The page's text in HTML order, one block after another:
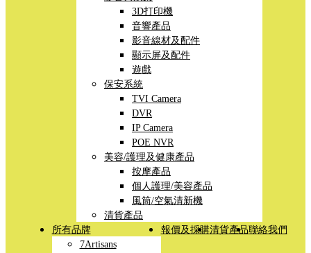
3D打印機
音響產品
影音線材及配件
顯示屏及配件
遊戲
保安系統
TVI Camera
DVR
IP Camera
POE NVR
美容/護理及健康產品
按摩產品
個人護理/美容產品
風筒/空氣清新機
清貨產品
所有品牌
7Artisans
報價及採購清貨產品聯絡我們